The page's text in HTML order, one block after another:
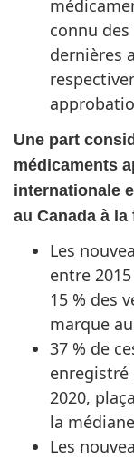
connu
dernières
Une part
médicaments
internationale
au Canada à la
Les
entre
15 % des
marque
37 % de
enregistré
2020,
la
Les